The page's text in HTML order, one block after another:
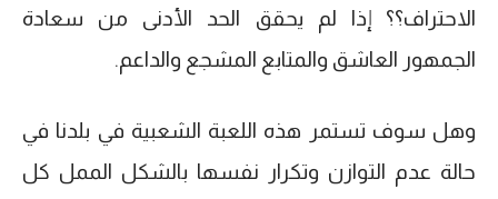
الاحتراف؟؟ إذا لم يحقق الحد الأدنى من سعادة
الجمهور العاشق والمتابع المشجع والداعم.
وهل سوف تستمر هذه اللعبة الشعبية في بلدنا في
حالة عدم التوازن وتكرار نفسها بالشكل الممل كل